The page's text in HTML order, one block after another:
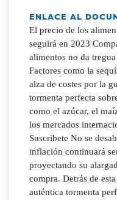
ENLACE AL
El precio de los
seguirá en 2023
alimentos no da
Factores como la
alza de costes por la
tormenta perfecta
como el azúcar, el
los mercados
Suscribete No se
inflación continuará
proyectando su
compra. Detrás de
auténtica tormenta